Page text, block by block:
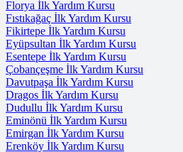
Florya İlk Yardım Kursu
Fıstıkağaç İlk Yardım Kursu
Fikirtepe İlk Yardım Kursu
Eyüpsultan İlk Yardım Kursu
Esentepe İlk Yardım Kursu
Çobançeşme İlk Yardım Kursu
Davutpaşa İlk Yardım Kursu
Dragos İlk Yardım Kursu
Dudullu İlk Yardım Kursu
Eminönü İlk Yardım Kursu
Emirgan İlk Yardım Kursu
Erenköy İlk Yardım Kursu